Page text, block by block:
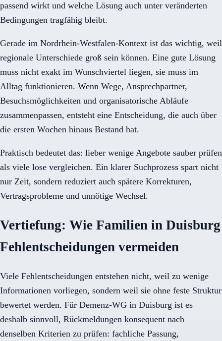
passend wirkt und welche Lösung auch unter veränderten
Bedingungen tragfähig bleibt.
Gerade im Nordrhein-Westfalen-Kontext ist das wichtig, weil
regionale Unterschiede groß sein können. Eine gute Lösung
muss nicht exakt im Wunschviertel liegen, sie muss im
Alltag funktionieren. Wenn Wege, Ansprechpartner,
Besuchsmöglichkeiten und organisatorische Abläufe
zusammenpassen, entsteht eine Entscheidung, die auch über
die ersten Wochen hinaus Bestand hat.
Praktisch bedeutet das: lieber wenige Angebote sauber prüfen
als viele lose vergleichen. Ein klarer Suchprozess spart nicht
nur Zeit, sondern reduziert auch spätere Korrekturen,
Vertragsprobleme und unnötige Wechsel.
Vertiefung: Wie Familien in Duisburg
Fehlentscheidungen vermeiden
Viele Fehlentscheidungen entstehen nicht, weil zu wenige
Informationen vorliegen, sondern weil sie ohne feste Struktur
bewertet werden. Für Demenz-WG in Duisburg ist es
deshalb sinnvoll, Rückmeldungen konsequent nach
denselben Kriterien zu prüfen: fachliche Passung,